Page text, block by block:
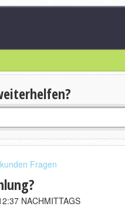
Fragen
NACHMITTAGS